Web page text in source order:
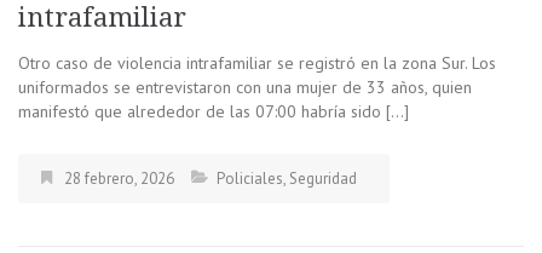
intrafamiliar
Otro caso de violencia intrafamiliar se registró en la zona Sur. Los
uniformados se entrevistaron con una mujer de 33 años, quien
manifestó que alrededor de las 07:00 habría sido […]
28 febrero, 2026 Policiales, Seguridad